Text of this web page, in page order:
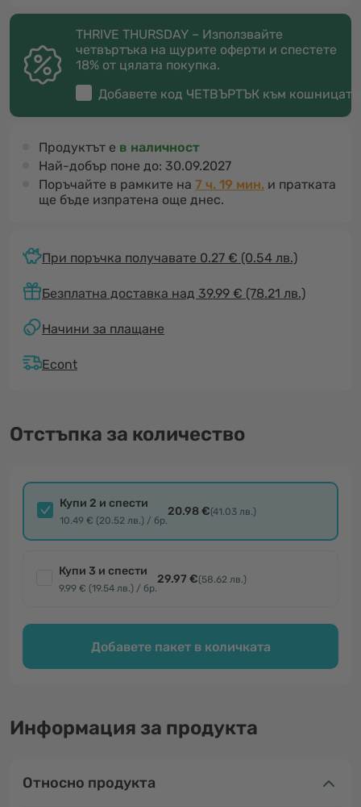
THRIVE THURSDAY – Използвайте
четвъртъка на щурите оферти и спестете
18% от цялата покупка.
Добавете код ЧЕТВЪРТЪК към кошницата
Продуктът е в наличност
Най-добър поне до: 30.09.2027
Поръчайте в рамките на 7 ч. 19 мин. и пратката
ще бъде изпратена още днес.
При поръчка получавате 0.27 € (0.54 лв.)
Безплатна доставка над 39.99 € (78.21 лв.)
Начини за плащане
Econt
Отстъпка за количество
Купи 2 и спести
10.49 € (20.52 лв.) / бр.
20.98 €(41.03 лв.)
Купи 3 и спести
9.99 € (19.54 лв.) / бр.
29.97 €(58.62 лв.)
Добавете пакет в количката
Информация за продукта
Относно продукта